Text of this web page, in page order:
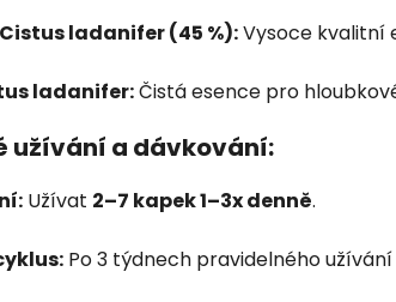
ladanifer (45 %):Vysoce kvalitní
ladanifer:Čistá esence pro
užívání a dávkování:
Užívat 2–7 kapek 1–3x denně.
Po 3 týdnech pravidelného